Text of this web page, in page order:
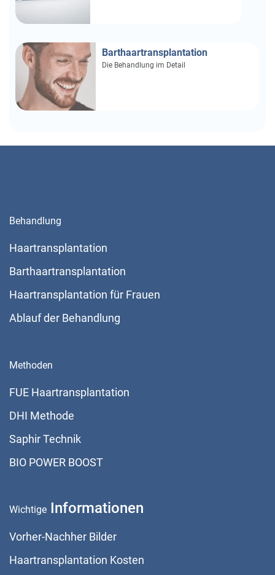
Barthaartransplantation
Die Behandlung im Detail
Behandlung
Haartransplantation
Barthaartransplantation
Haartransplantation für Frauen
Ablauf der Behandlung
Methoden
FUE Haartransplantation
DHI Methode
Saphir Technik
BIO POWER BOOST
Wichtige Informationen
Vorher-Nachher Bilder
Haartransplantation Kosten